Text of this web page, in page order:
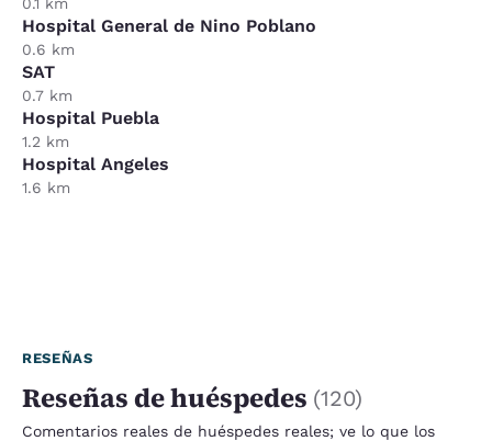
Hospital General de Nino Poblano
0.6 km
SAT
0.7 km
Hospital Puebla
1.2 km
Hospital Angeles
1.6 km
RESEÑAS
Reseñas de huéspedes (120)
Comentarios reales de huéspedes reales; ve lo que los